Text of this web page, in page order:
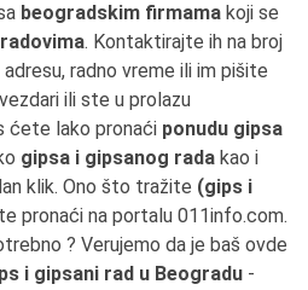
beogradskim firmama koji se
. Kontaktirajte ih na broj
radno vreme ili im pišite
ili ste u prolazu
ćete lako pronaći ponudu gipsa
gipsa i gipsanog rada kao i
klik. Ono što tražite (gips i
pronaći na portalu 011info.com.
? Verujemo da je baš ovde
i gipsani rad u Beogradu -